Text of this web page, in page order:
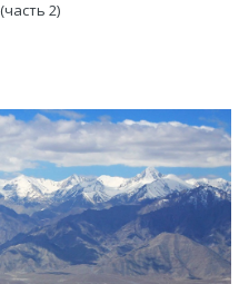
(часть 2)